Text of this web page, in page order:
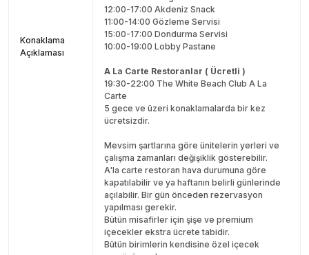
Konaklama
Açıklaması
12:00-17:00 Akdeniz Snack
11:00-14:00 Gözleme Servisi
15:00-17:00 Dondurma Servisi
10:00-19:00 Lobby Pastane
A La Carte Restoranlar ( Ücretli )
19:30-22:00 The White Beach Club A La
Carte
5 gece ve üzeri konaklamalarda bir kez
ücretsizdir.
Mevsim şartlarına göre ünitelerin yerleri ve
çalışma zamanları değişiklik gösterebilir.
A'la carte restoran hava durumuna göre
kapatılabilir ve ya haftanın belirli günlerinde
açılabilir. Bir gün önceden rezervasyon
yapılması gerekir.
Bütün misafirler için şişe ve premium
içecekler ekstra ücrete tabidir.
Bütün birimlerin kendisine özel içecek